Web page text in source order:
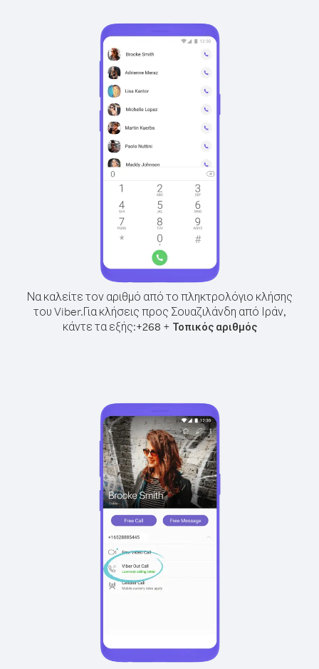
Να καλείτε τον αριθμό από το πληκτρολόγιο κλήσης
του Viber.Για κλήσεις προς Σουαζιλάνδη από Ιράν,
κάντε τα εξής:+268 + Τοπικός αριθμός